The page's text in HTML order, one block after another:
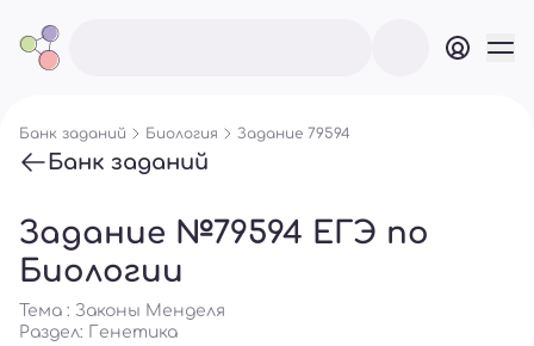
Банк заданий Биология Задание 79594
Банк заданий
Задание №79594 ЕГЭ по
Биологии
Тема : Законы Менделя
Раздел:
Генетика